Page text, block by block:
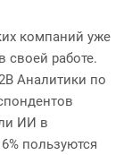
компаний уже
своей работе.
Аналитики по
ИИ в
пользуются